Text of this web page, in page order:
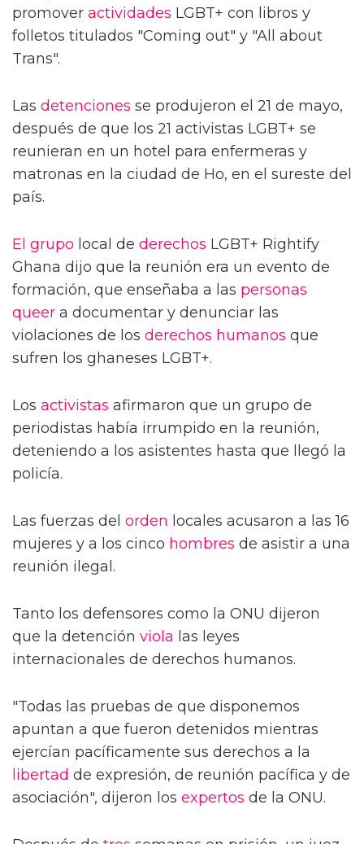
promover actividades LGBT+ con libros y
folletos titulados "Coming out" y "All about
Trans".
Las detenciones se produjeron el 21 de mayo,
después de que los 21 activistas LGBT+ se
reunieran en un hotel para enfermeras y
matronas en la ciudad de Ho, en el sureste del
país.
El grupo local de derechos LGBT+ Rightify
Ghana dijo que la reunión era un evento de
formación, que enseñaba a las personas
queer a documentar y denunciar las
violaciones de los derechos humanos que
sufren los ghaneses LGBT+.
Los activistas afirmaron que un grupo de
periodistas había irrumpido en la reunión,
deteniendo a los asistentes hasta que llegó la
policía.
Las fuerzas del orden locales acusaron a las 16
mujeres y a los cinco hombres de asistir a una
reunión ilegal.
Tanto los defensores como la ONU dijeron
que la detención viola las leyes
internacionales de derechos humanos.
"Todas las pruebas de que disponemos
apuntan a que fueron detenidos mientras
ejercían pacíficamente sus derechos a la
libertad de expresión, de reunión pacífica y de
asociación", dijeron los expertos de la ONU.